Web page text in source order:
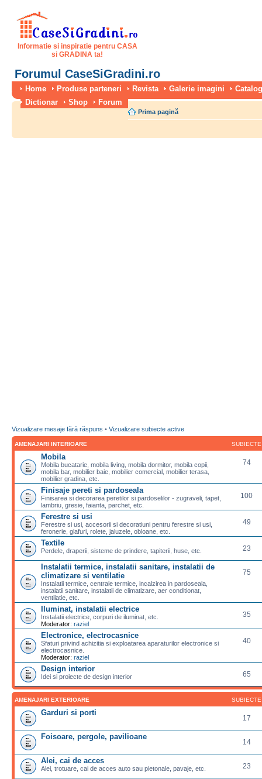
Informatie si inspiratie pentru CASA
si GRADINA ta!
Forumul CaseSiGradini.ro
Home Produse parteneri Revista Galerie imagini
Dictionar
Shop Forum
Prima pagină
Vizualizare mesaje fără răspuns • Vizualizare subiecte active
AMENAJARI INTERIOARE SUBIECTE
Mobila
Mobila bucatarie, mobila living, mobila dormitor, mobila copii,
mobila bar, mobilier baie, mobilier comercial, mobilier terasa,
mobilier gradina, etc.
74
Finisaje pereti si pardoseala
Finisarea si decorarea peretilor si pardoselilor - zugraveli, tapet,
lambriu, gresie, faianta, parchet, etc.
100
Ferestre si usi
Ferestre si usi, accesorii si decoratiuni pentru ferestre si usi,
feronerie, glafuri, rolete, jaluzele, obloane, etc.
49
Textile
Perdele, draperii, sisteme de prindere, tapiterii, huse, etc. 23
Instalatii termice, instalatii sanitare, instalatii de
climatizare si ventilatie
Instalatii termice, centrale termice, incalzirea in pardoseala,
instalatii sanitare, instalatii de climatizare, aer conditionat,
ventilatie, etc.
75
Iluminat, instalatii electrice
Instalatii electrice, corpuri de iluminat, etc.
Moderator: raziel
35
Electronice, electrocasnice
Sfaturi privind achizitia si exploatarea aparaturilor electronice si
electrocasnice.
Moderator: raziel
40
Design interior
Idei si proiecte de design interior 65
AMENAJARI EXTERIOARE SUBIECTE
Garduri si porti
17
Foisoare, pergole, pavilioane
14
Alei, cai de acces
Alei, trotuare, cai de acces auto sau pietonale, pavaje, etc. 23